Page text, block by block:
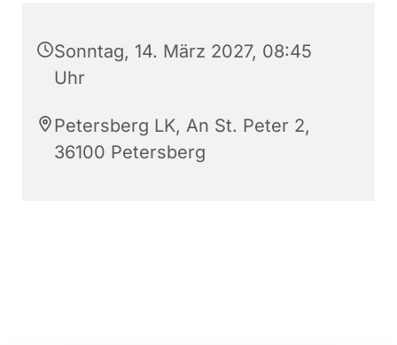
Sonntag, 14. März 2027, 08:45
Uhr
Petersberg LK, An St. Peter 2,
36100 Petersberg